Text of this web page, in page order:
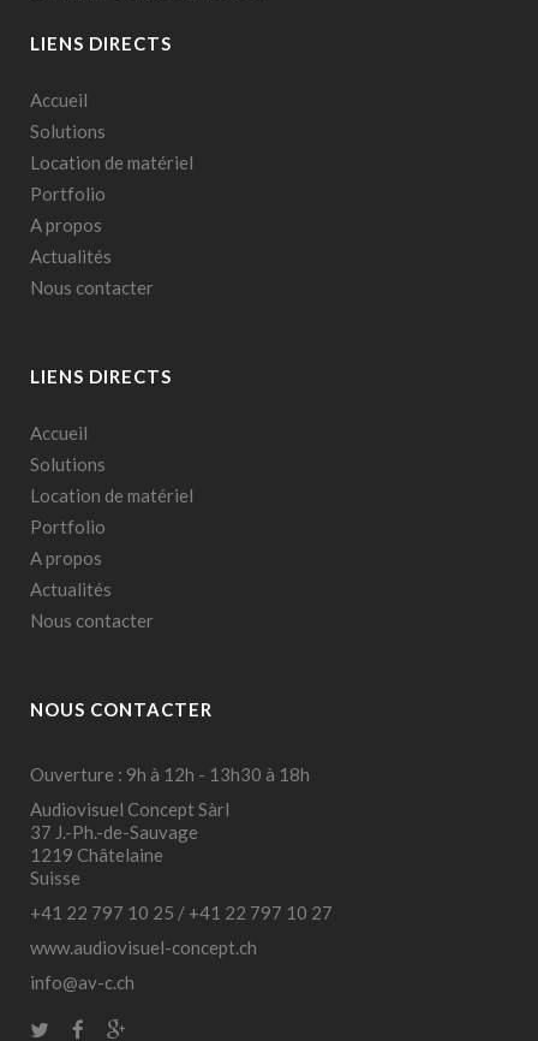
LIENS DIRECTS
Accueil
Solutions
Location de matériel
Portfolio
A propos
Actualités
Nous contacter
LIENS DIRECTS
Accueil
Solutions
Location de matériel
Portfolio
A propos
Actualités
Nous contacter
NOUS CONTACTER
Ouverture : 9h à 12h - 13h30 à 18h
Audiovisuel Concept Sàrl
37 J.-Ph.-de-Sauvage
1219 Châtelaine
Suisse
+41 22 797 10 25 / +41 22 797 10 27
www.audiovisuel-concept.ch
info@av-c.ch